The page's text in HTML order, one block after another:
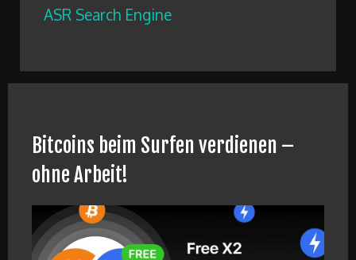
ASR Search Engine
Bitcoins beim Surfen verdienen –
ohne Arbeit!